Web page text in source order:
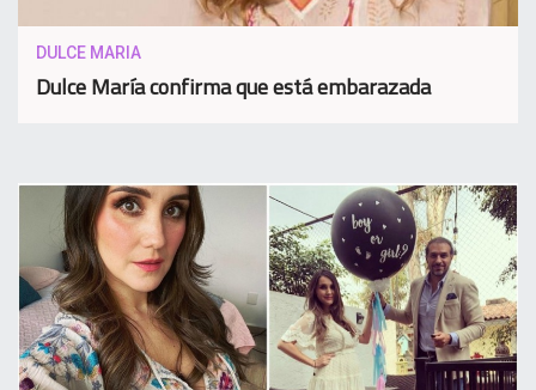
DULCE MARIA
Dulce María confirma que está embarazada